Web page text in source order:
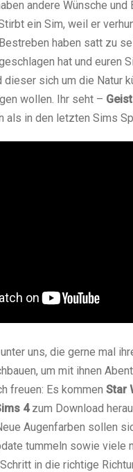
andere Wünsche und
ein Sim, weil er
haben satt zu
hat und euren
sich um die Natur
wollen. Ihr seht –
als in den letzten Sims
uns, die gerne mal
um mit ihnen
freuen: Es kommen Star
4zum Download
Augenfarben sollen
tummeln sowie viele
in die richtige